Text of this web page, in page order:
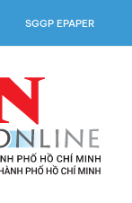
SGGP EPAPER